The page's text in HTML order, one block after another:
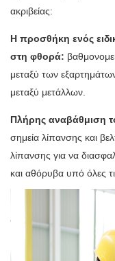
ακριβείας:
Η προσθήκη ενός
στη φθορά:
μεταξύ των
μεταξύ μετάλλων.
Πλήρης αναβάθμιση
σημεία λίπανσης και
λίπανσης για να
και αθόρυβα υπό όλες